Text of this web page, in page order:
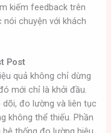
kiếm feedback trên
nói chuyện với khách
Post
quả không chỉ dừng
mới chỉ là khởi đầu.
đo lường và liên tục
không thể thiếu. Phần